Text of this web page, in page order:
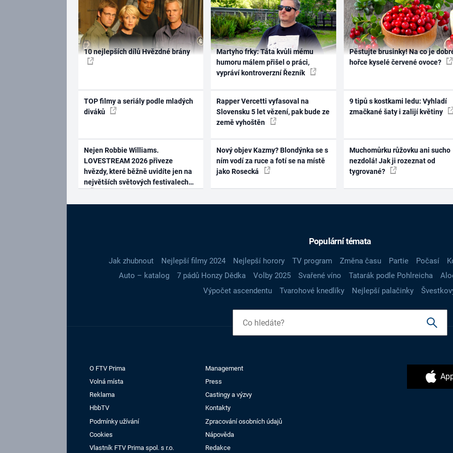
10 nejlepších dílů Hvězdné brány
TOP filmy a seriály podle mladých
diváků
Nejen Robbie Williams.
LOVESTREAM 2026 přiveze
hvězdy, které běžně uvidíte jen na
největších světových festivalech
Martyho frky: Táta kvůli mému
humoru málem přišel o práci,
vypráví kontroverzní Řezník
Rapper Vercetti vyfasoval na
Slovensku 5 let vězení, pak bude ze
země vyhoštěn
Nový objev Kazmy? Blondýnka se s
ním vodí za ruce a fotí se na místě
jako Rosecká
Pěstujte brusinky! Na co je
hořce kyselé červené ovoce?
9 tipů s kostkami ledu: Vyhladí
zmačkané šaty i zalijí květiny
Muchomůrku růžovku ani sucho
nezdolá! Jak ji rozeznat od
tygrované?
Populární témata
Jak zhubnout Nejlepší filmy 2024 Nejlepší horory TV program Změna času Partie Počasí
Auto – katalog
7 pádů Honzy Dědka Volby 2025 Svařené víno Tatarák podle Pohlreicha
Výpočet ascendentu
Tvarohové knedlíky Nejlepší palačinky
O FTV Prima
Management
Volná místa
Press
Reklama
Castingy a výzvy
HbbTV
Kontakty
Podmínky užívání
Zpracování osobních údajů
Cookies
Nápověda
Vlastník FTV Prima spol. s r.o.
Redakce